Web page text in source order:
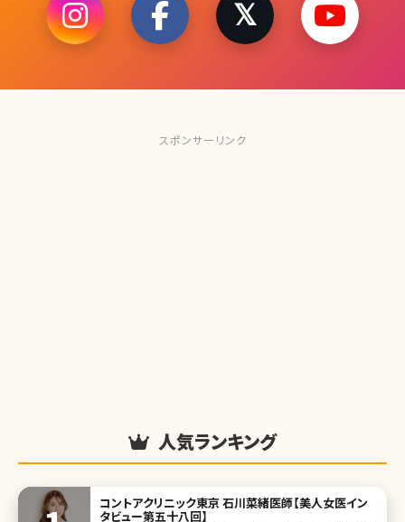
スポンサーリンク
人気ランキング
コントアクリニック東京 石川菜緒医師【美人女医イン
タビュー第五十八回】